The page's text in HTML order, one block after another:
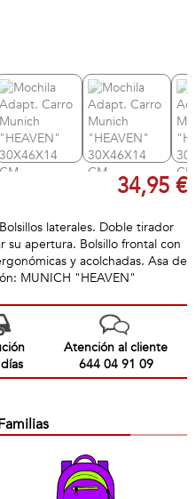
34,95 €
laterales. Doble tirador
su apertura. Bolsillo frontal con
y acolchadas. Asa de
MUNICH "HEAVEN"
Atención al cliente
644 04 91 09